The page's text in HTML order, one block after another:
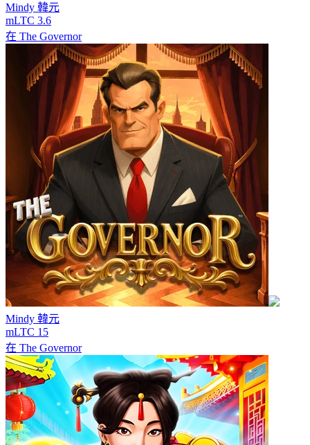
Mindy 韓元
mLTC 3.6
在 The Governor
Mindy 韓元
mLTC 15
在 The Governor